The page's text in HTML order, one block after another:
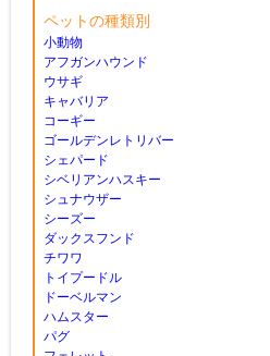
ペットの種類別
小動物
アフガンハウンド
ウサギ
キャバリア
コーギー
ゴールデンレトリバー
シェパード
シベリアンハスキー
シュナウザー
シーズー
ダックスフンド
チワワ
トイプードル
ドーベルマン
ハムスター
パグ